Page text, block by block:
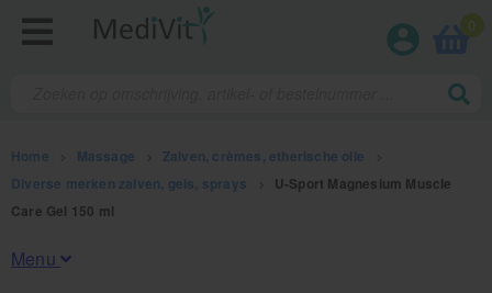
0
Home Massage Zalven, crèmes, etherische olie
Diverse merken zalven, gels, sprays
U-Sport Magnesium Muscle
Care Gel 150 ml
Menu